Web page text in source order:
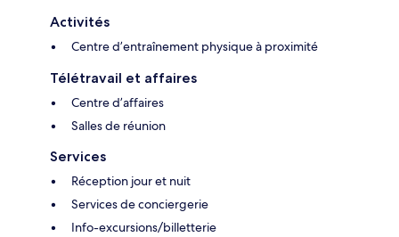
Activités
Centre d’entraînement physique à proximité
Télétravail et affaires
Centre d’affaires
Salles de réunion
Services
Réception jour et nuit
Services de conciergerie
Info-excursions/billetterie